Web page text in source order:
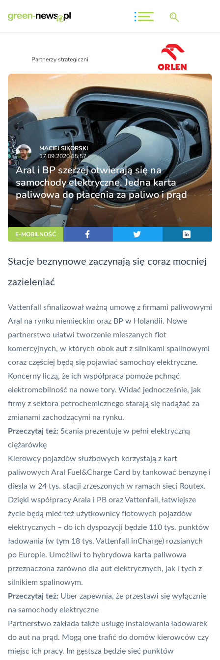
Partnerzy strategiczni
MACIEJ SIKORSKI
17.09.2020 15:57
Aral i BP szerzej otwierają się na
samochody elektryczne. Jedna karta
paliwowa do płacenia za paliwo i prąd
E-MOBILNOŚĆ
Stacje beznynowe zaczynają się coraz mocniej
zazieleniać
Vattenfall sfinalizował ważną umowę z firmami paliwowymi
Aral na rynku niemieckim oraz BP w Holandii. Nowe
partnerstwo ułatwi tworzenie mieszanych flot
komercyjnych, w których obok aut z silnikami spalinowymi
coraz częściej będą się pojawiać samochoy elektryczne.
Koncerny liczą, że ich współpraca pomoże pchnąć
elektromobilność na nowe tory. Widać jednocześnie, jak
firmy z sektora petrochemicznego starają się nadążać za
zmianami zachodzącymi na rynku.
Przeczytaj też: Scania prezentuje w pełni elektryczną
ciężarówkę
Kierowcy pojazdów służbowych korzystają z kart
paliwowych Aral Fuel&Charge Card by tankować benzynę i
diesla w 24 tys. stacji zrzeszonych w ramach sieci Routex.
Dzięki współpracy Arala i PB oraz Vattenfall, łatwiejsze
życie będą mieć też użytkownicy flotowych pojazdów
elektrycznych – do ich dyspozycji będzie 110 tys. punktów
ładowania (w tym 18 tys. Vattenfall
inCharge) rozsianych
po Europie. Umożliwi to hybrydowa karta paliwowa
przeznaczona zarówno dla aut elektrycznych, jak i tych z
silnikiem spalinowym.
Przeczytaj też: Uber zapewnia, że przestawi się wyłącznie
na samochody elektryczne
Partnerstwo zakłada także usługę instalowania ładowarek
do aut na prąd. Mogą one trafić do domów kierowców czy
miejsc ich pracy. Im gęstsza będzie sieć punktów